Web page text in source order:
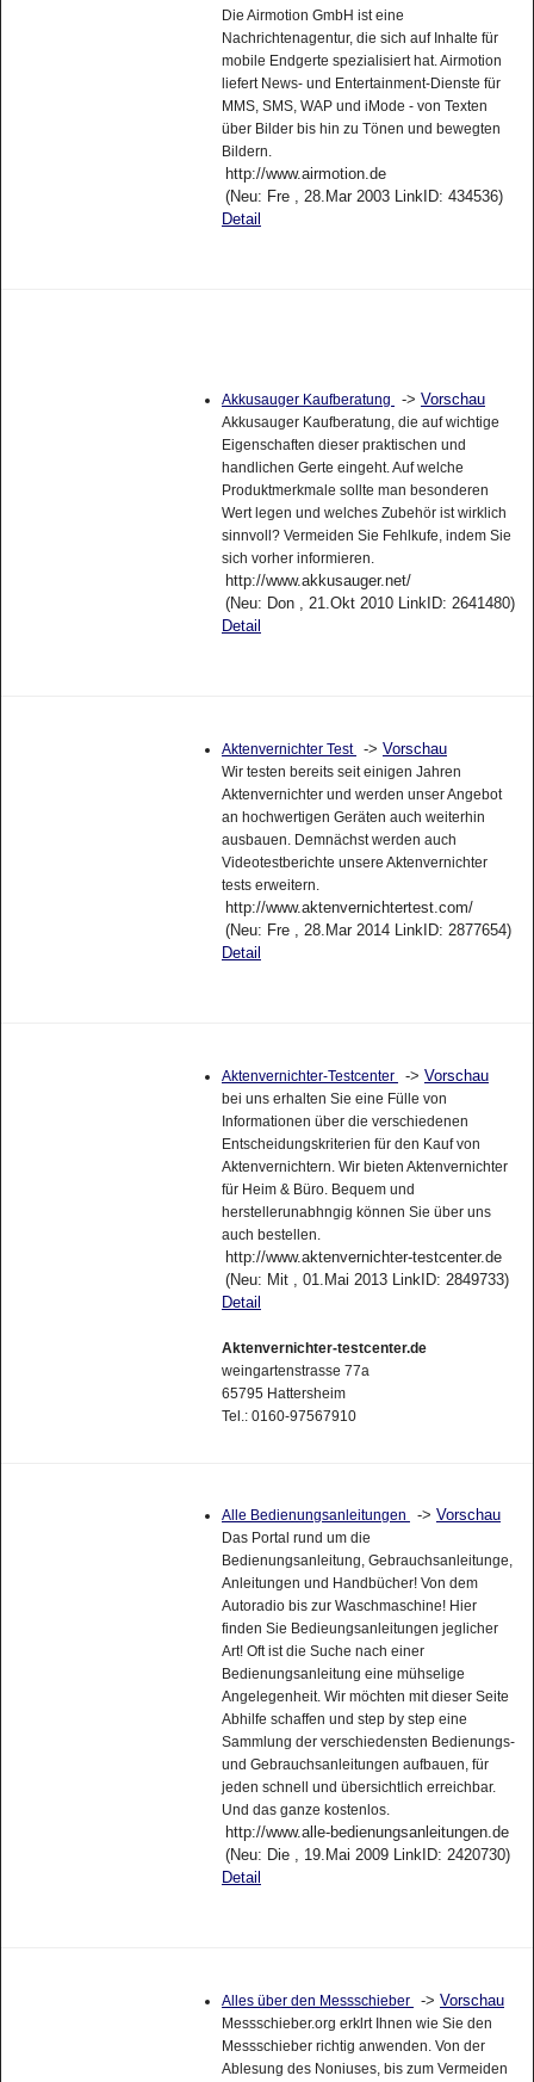
Die Airmotion GmbH ist eine
Nachrichtenagentur, die sich auf Inhalte für
mobile Endgerte spezialisiert hat. Airmotion
liefert News- und Entertainment-Dienste für
MMS, SMS, WAP und iMode - von Texten
über Bilder bis hin zu Tönen und bewegten
Bildern.
http://www.airmotion.de
(Neu: Fre , 28.Mar 2003 LinkID: 434536)
Detail
Akkusauger Kaufberatung -> Vorschau
Akkusauger Kaufberatung, die auf wichtige
Eigenschaften dieser praktischen und
handlichen Gerte eingeht. Auf welche
Produktmerkmale sollte man besonderen
Wert legen und welches Zubehör ist wirklich
sinnvoll? Vermeiden Sie Fehlkufe, indem Sie
sich vorher informieren.
http://www.akkusauger.net/
(Neu: Don , 21.Okt 2010 LinkID: 2641480)
Detail
Aktenvernichter Test -> Vorschau
Wir testen bereits seit einigen Jahren
Aktenvernichter und werden unser Angebot
an hochwertigen Geräten auch weiterhin
ausbauen. Demnächst werden auch
Videotestberichte unsere Aktenvernichter
tests erweitern.
http://www.aktenvernichtertest.com/
(Neu: Fre , 28.Mar 2014 LinkID: 2877654)
Detail
Aktenvernichter-Testcenter -> Vorschau
bei uns erhalten Sie eine Fülle von
Informationen über die verschiedenen
Entscheidungskriterien für den Kauf von
Aktenvernichtern. Wir bieten Aktenvernichter
für Heim & Büro. Bequem und
herstellerunabhngig können Sie über uns
auch bestellen.
http://www.aktenvernichter-testcenter.de
(Neu: Mit , 01.Mai 2013 LinkID: 2849733)
Detail
Aktenvernichter-testcenter.de
weingartenstrasse 77a
65795 Hattersheim
Tel.: 0160-97567910
Alle Bedienungsanleitungen -> Vorschau
Das Portal rund um die
Bedienungsanleitung, Gebrauchsanleitunge,
Anleitungen und Handbücher! Von dem
Autoradio bis zur Waschmaschine! Hier
finden Sie Bedieungsanleitungen jeglicher
Art! Oft ist die Suche nach einer
Bedienungsanleitung eine mühselige
Angelegenheit. Wir möchten mit dieser Seite
Abhilfe schaffen und step by step eine
Sammlung der verschiedensten Bedienungs-
und Gebrauchsanleitungen aufbauen, für
jeden schnell und übersichtlich erreichbar.
Und das ganze kostenlos.
http://www.alle-bedienungsanleitungen.de
(Neu: Die , 19.Mai 2009 LinkID: 2420730)
Detail
Alles über den Messschieber -> Vorschau
Messschieber.org erklrt Ihnen wie Sie den
Messschieber richtig anwenden. Von der
Ablesung des Noniuses, bis zum Vermeiden